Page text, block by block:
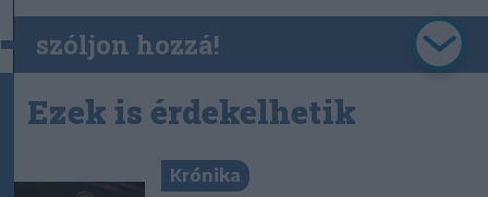
szóljon hozzá!
Ezek is érdekelhetik
Krónika